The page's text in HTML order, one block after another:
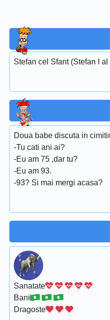
Stefan cel Sfant (Stefan I
Doua babe discuta in cimitir
-Tu cati ani ai?
-Eu am 75 ,dar tu?
-Eu am 93.
-93? Si mai mergi acasa?
Sanatate
Bani
Dragoste